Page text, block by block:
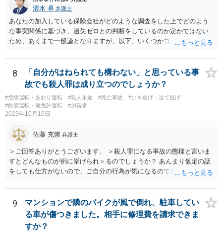
な運転をすると、妨害運転罪に問われるおそれがあります。 なお、
相手車両の車種やナンバー等を把握し、警察等に通報する目的で相手
車両を追跡すること等の場合もあるかもしれませんが、無理をすると
妨害運転罪や他の道交法違反に問われたり、事故を起こしたりしてし
まう可能性もありますので、無茶な私的追跡は控えるべきでしょう。
清水 卓 弁護士
あなたの加入している保険会社がどのような調査をした上でどのよう
な事実関係に基づき、過失ゼロとの判断をしているのか定かではない
ため、あくまで一般論となりますが、以下、いくつかコメントしま
ではありません。 保険会社の見解が捜査機関側から見ても妥当なので
あれば、保険会社側が支払をしていない状況でも不起訴となることは
あり得ます •ただし、保険会社側の認識は、必ずしも捜査機関側の捜査
結果に基づく認識と一致しないことがあり得ます。検察側が不起訴判
断をする上で示談成立や被害賠償を重視しているようであれば、捜査
機関側の意向を伝える等して、保険会社に再考を求める必要が出てく
では、あなたの方に重過失があると考えていたことになるため、検察
段階でも同様の認識なのかは注意を払っておく必要があるかと思いま
す。 •あなたとしては、保険会社側の調査結果や認識の根拠資料の提供
を保険会社側に求める等して、検察側にしっかりと説明できるように
しておきたいところです。場合によっては、あなた側の見解を適切に
ます（これらのことを自分で行うことが難しい場合には、お住まいの
地域等の弁護士に依頼し、弁護活動を行ってもらうことも考えられま
す）。 •あなだが加入している保険会社に弁護士費用特約が付いている
か確認しておきましょう。 •仮に刑事事件で不起訴になったとしても、
保険会社があくまで過失ゼロを主張し、何らの賠償もなされない場
8
「自分がはねられても構わない」と思っている事
故でも殺人罪は成り立つのでしょうか？
#危険運転・あおり運転 #殺人未遂 #死亡事故
#ひき逃げ・当て逃げ
#飲酒運転・無免許運転
#加害者
2023年10月10日
佐藤 充崇 弁護士
＞ご回答ありがとうございます。 ＞殺人罪になる事故の態様と言いま
すとどんなものが例に挙げられ＞るのでしょうか？ あんまり仮定の話
をしても仕方がないので、ご自分の行為が気になるのであれば、何を
か、直接弁護士に相談に行くかしたほうがいいと思います。 殺人罪に
なりうる事故の態様だと、自転車が改造自転車か何かで時速１００キ
ロや１５０キロくらい出していれば殺人罪の実行行為性は認められる
と思いますので、殺人罪が成立しえますが・・・ 思いつく限りの例を
全て挙げるのは不可能ではあります。 ＞私は決して人を殺そうと思っ
9
マンションで隣のバイクが風で倒れ、駐車してい
る車が傷つきました。相手に修理費を請求できま
すか？